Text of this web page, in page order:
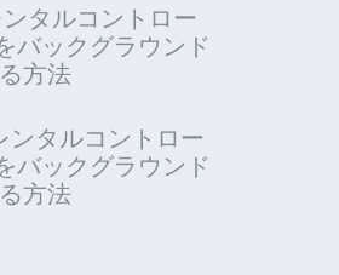
タルコントロー
バックグラウンド
方法
タルコントロー
バックグラウンド
方法